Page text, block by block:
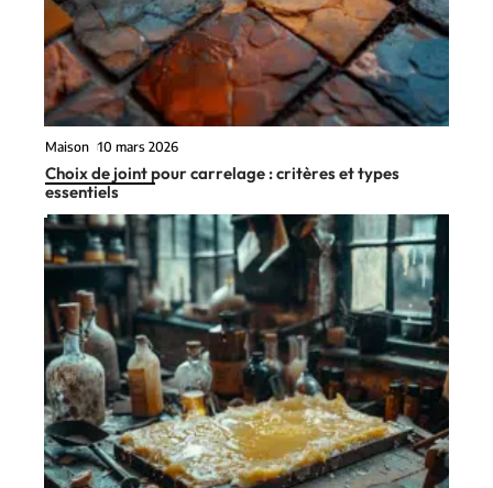
Maison 10 mars 2026
Choix de joint pour carrelage : critères et types
essentiels